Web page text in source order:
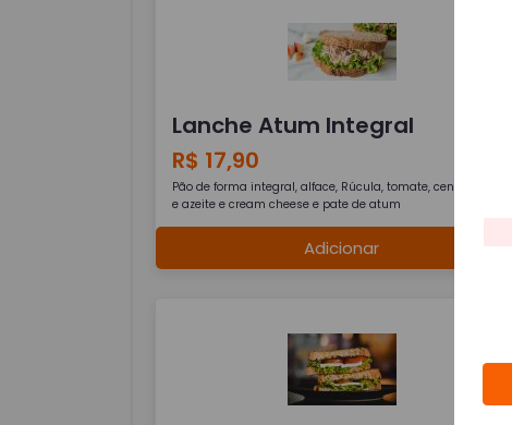
Lanche Atum Integral
R$ 17,90
Pão de forma integral, alface, Rúcula, tomate, cenoura, sal
e azeite e cream cheese e pate de atum
Adicionar